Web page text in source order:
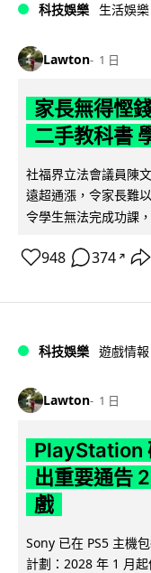
科技娛樂 生活娛樂
Lawton 1 日
家長無得慳
二手教科書
社福界立法會議員陳
遠超通漲，令家長難
令學生無法完成功課
948 374 ↗
科技娛樂 遊戲情報
Lawton 1 日
PlayStation
出重要通告
戲
Sony 已在 PS5 主機
計劃：2028 年 1 月